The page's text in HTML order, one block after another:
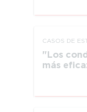
CASOS DE
Los
más